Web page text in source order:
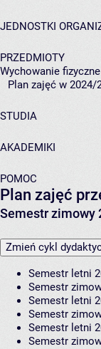
JEDNOSTKI
PRZEDMIOTY
Wychowanie
Plan zajęć w 2024/
STUDIA
AKADEMIKI
POMOC
Plan zajęć
Semestr zimowy
Zmień cykl
Semestr letni
Semestr
Semestr letni
Semestr
Semestr letni
Semestr